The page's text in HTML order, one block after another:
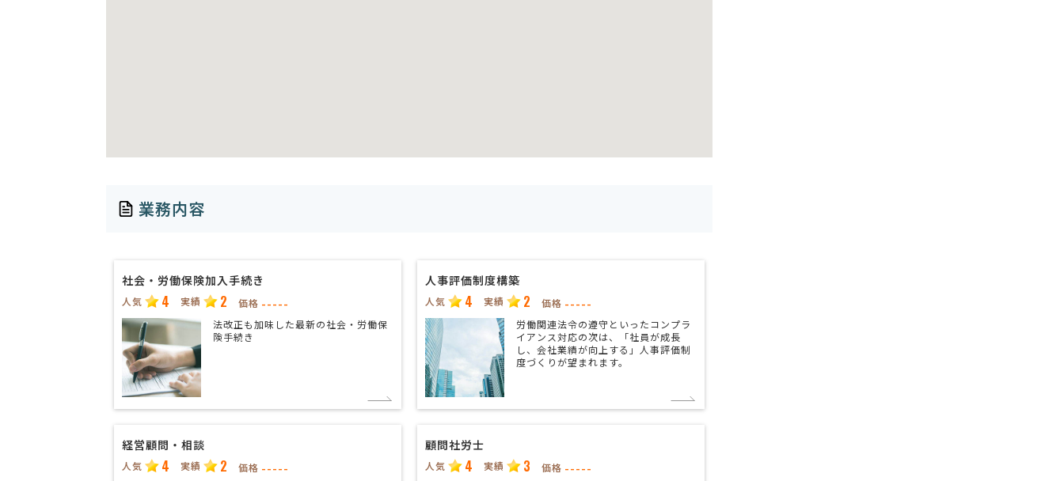
業務内容
社会・労働保険加入手続き
人気 4 実績 2 価格 -----
法改正も加味した最新の社会・労働保
険手続き
人事評価制度構築
人気 4 実績 2 価格 -----
労働関連法令の遵守といったコンプラ
イアンス対応の次は、「社員が成長
し、会社業績が向上する」人事評価制
度づくりが望まれます。
経営顧問・相談
人気 4 実績 2 価格 -----
顧問社労士
人気 4 実績 3 価格 -----